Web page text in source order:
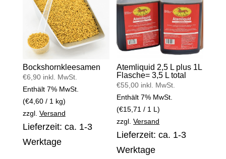
Bockshornkleesamen
€6,90 inkl. MwSt.
Enthält 7% MwSt.
(€4,60/ 1 kg)
zzgl. Versand
Lieferzeit: ca. 1-3
Werktage
Atemliquid 2,5 L plus 1L
Flasche= 3,5 L total
€55,00 inkl. MwSt.
Enthält 7% MwSt.
(€15,71 / 1 L)
zzgl.Versand
Lieferzeit: ca. 1-3
Werktage